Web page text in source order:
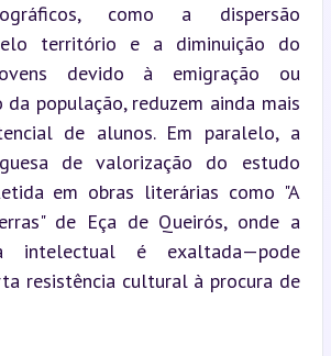
como a dispersão
território e a diminuição do
devido à emigração ou
da população, reduzem ainda mais
de alunos. Em paralelo, a
de valorização do estudo
em obras literárias como "A
de Eça de Queirós, onde a
intelectual é exaltada—pode
resistência cultural à procura de